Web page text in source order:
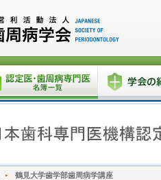
鶴見大学歯学部歯周病学講座